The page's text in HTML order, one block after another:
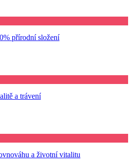
přírodní složení
a trávení
a životní vitalitu